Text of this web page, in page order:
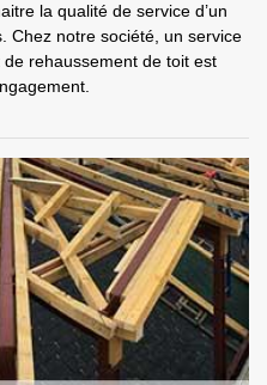
la qualité de service d’un
Chez notre société, un service
de rehaussement de toit est